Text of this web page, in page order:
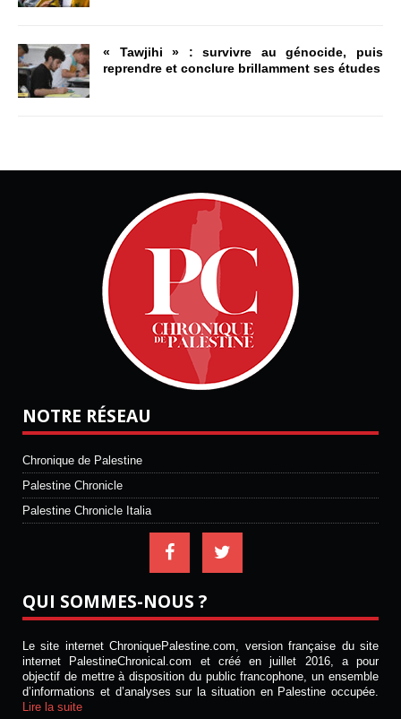
« Tawjihi » : survivre au génocide, puis
reprendre et conclure brillamment ses études
NOTRE RÉSEAU
Chronique de Palestine
Palestine Chronicle
Palestine Chronicle Italia
QUI SOMMES-NOUS ?
Le site internet ChroniquePalestine.com, version française du site
internet PalestineChronical.com et créé en juillet 2016, a pour
objectif de mettre à disposition du public francophone, un ensemble
d’informations et d’analyses sur la situation en Palestine occupée.
Lire la suite